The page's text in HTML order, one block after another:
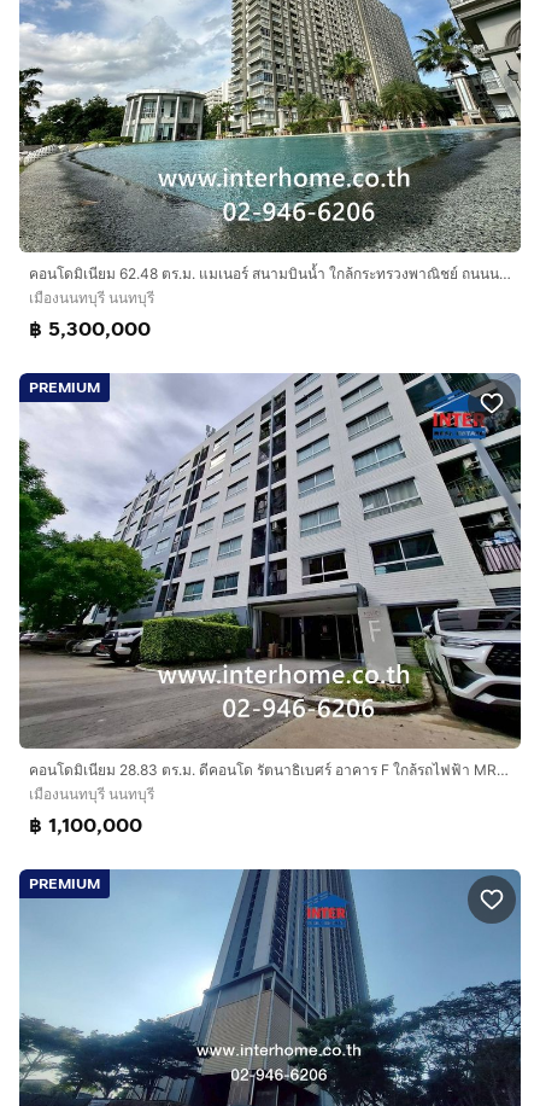
คอนโดมิเนียม 62.48 ตร.ม. แมเนอร์ สนามบินน้ำ ใกล้กระทรวงพาณิชย์ ถนนนนทบุรี ถนนสนามบินน้ำ เมืองนนทบุรี นนทบุรี
เมืองนนทบุรี นนทบุรี
฿ 5,300,000
PREMIUM
คอนโดมิเนียม 28.83 ตร.ม. ดีคอนโด รัตนาธิเบศร์ อาคาร F ใกล้รถไฟฟ้า MRT สถานีไทรม้า ถนนรัตนาธิเบศร์ ถนนงามวงศ์วาน เมืองนนทบุรี นนทบุรี
เมืองนนทบุรี นนทบุรี
฿ 1,100,000
PREMIUM